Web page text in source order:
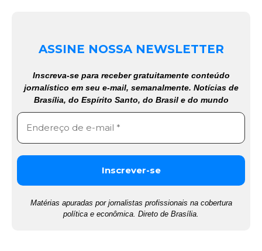
ASSINE NOSSA NEWSLETTER
Inscreva-se para receber gratuitamente conteúdo
jornalístico em seu e-mail, semanalmente. Notícias de
Brasília, do Espírito Santo, do Brasil e do mundo
Matérias apuradas por jornalistas profissionais na cobertura
política e econômica. Direto de Brasília.